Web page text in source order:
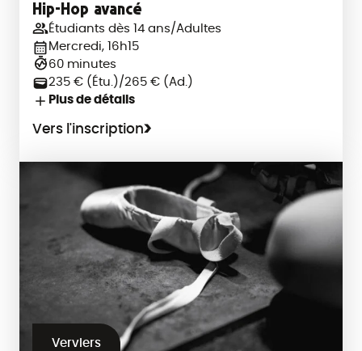
Hip-Hop avancé
Étudiants dès 14 ans/Adultes
Mercredi, 16h15
60 minutes
235 € (Étu.)/265 € (Ad.)
Plus de détails
Vers l'inscription
Verviers